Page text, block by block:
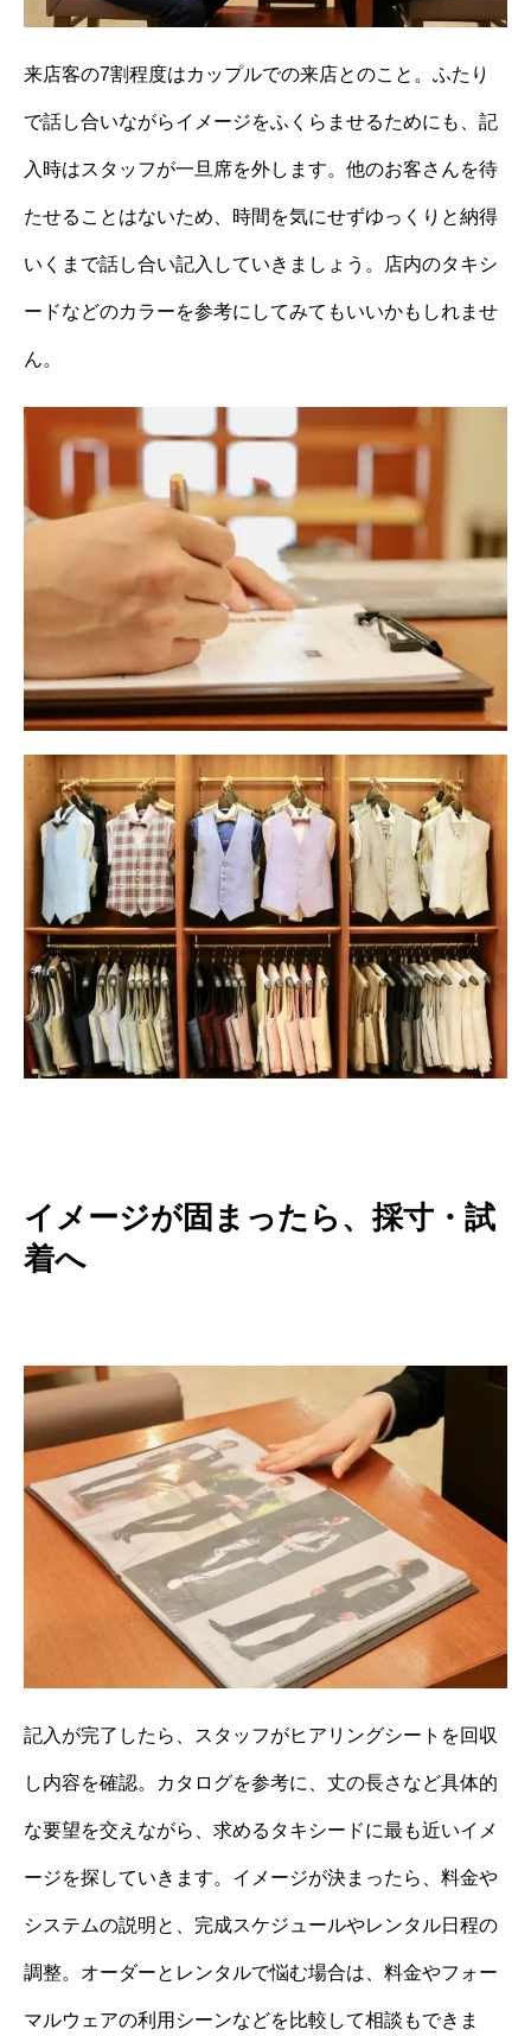
来店客の7割程度はカップルでの来店とのこと。ふたり
で話し合いながらイメージをふくらませるためにも、記
入時はスタッフが一旦席を外します。他のお客さんを待
たせることはないため、時間を気にせずゆっくりと納得
いくまで話し合い記入していきましょう。店内のタキシ
ードなどのカラーを参考にしてみてもいいかもしれませ
ん。
イメージが固まったら、採寸・試
着へ
記入が完了したら、スタッフがヒアリングシートを回収
し内容を確認。カタログを参考に、丈の長さなど具体的
な要望を交えながら、求めるタキシードに最も近いイメ
ージを探していきます。イメージが決まったら、料金や
システムの説明と、完成スケジュールやレンタル日程の
調整。オーダーとレンタルで悩む場合は、料金やフォー
マルウェアの利用シーンなどを比較して相談もできま